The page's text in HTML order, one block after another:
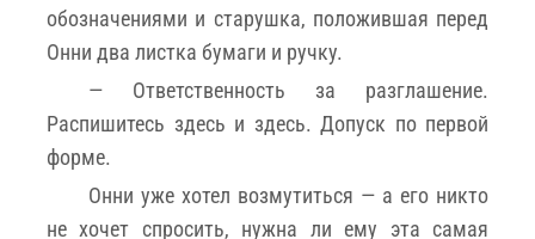
обозначениями и старушка, положившая перед
Онни два листка бумаги и ручку.
— Ответственность за разглашение.
Распишитесь здесь и здесь. Допуск по первой
форме.
Онни уже хотел возмутиться — а его никто
не хочет спросить, нужна ли ему эта самая